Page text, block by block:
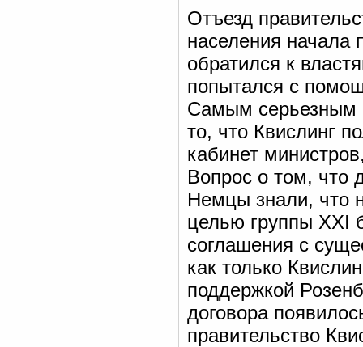
Отъезд
населения начала
обратился к
попытался с
Самым серьезным
то, что Квислинг
кабинет
Вопрос о том, что
Немцы знали, что
целью группы XXI
соглашения с
как только
поддержкой
договора
правительство